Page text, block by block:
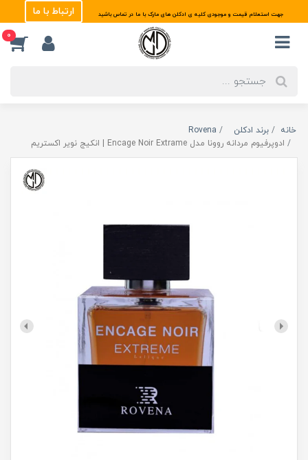
جهت استعلام قیمت و موجودی کلیه ی ادکلن های مارک با ما در تماس باشید ارتباط با ما
0
خانه برند ادکلن
Rovena
ادوپرفیوم مردانه روونا مدل Encage Noir Extrame | انکیج نویر اکستریم